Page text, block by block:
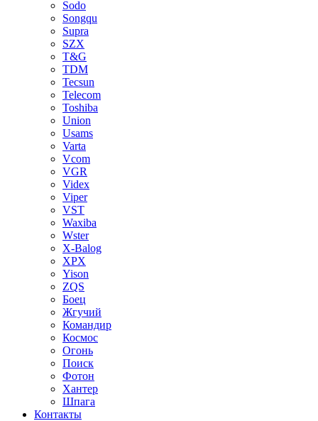
Sodo
Songqu
Supra
SZX
T&G
TDM
Tecsun
Telecom
Toshiba
Union
Usams
Varta
Vcom
VGR
Videx
Viper
VST
Waxiba
Wster
X-Balog
XPX
Yison
ZQS
Боец
Жгучий
Командир
Космос
Огонь
Поиск
Фотон
Хантер
Шпага
Контакты